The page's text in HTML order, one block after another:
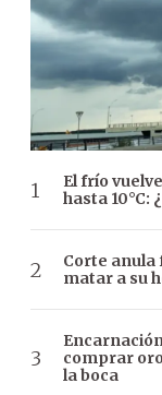
El frío
hasta 10°C:
Corte anula
matar a su
comprar
la boca